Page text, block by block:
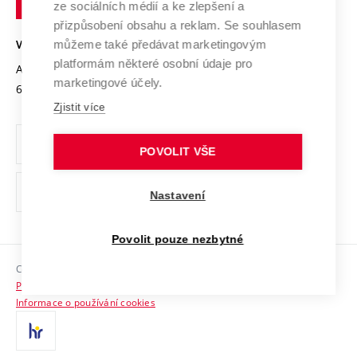
Open Science
Projekty
Projekty ze strukturálních fondů
Specifický výzkum
Mezinárodní dohody
Univerzitní sítě
Bezpečná univerzita
Vyznamenání
Organizační struktura
Ochrana osobních údajů
odkaz)
Sociální bezpečí
HR Award
Kontakty
Brně
VYSOKÉ UČENÍ TECHNICKÉ V BRNĚ
Antonínská 548/1
602 00 Brno
www.vut.cz
vut@vutbr.cz
Copyright © 2026 VUT
Prohlášení o přístupnosti
Informace o používání cookies
ze sociálních médií a ke zlepšení a
přizpůsobení obsahu a reklam. Se souhlasem
můžeme také předávat marketingovým
platformám některé osobní údaje pro
marketingové účely.
Zjistit více
POVOLIT VŠE
Nastavení
Povolit pouze nezbytné